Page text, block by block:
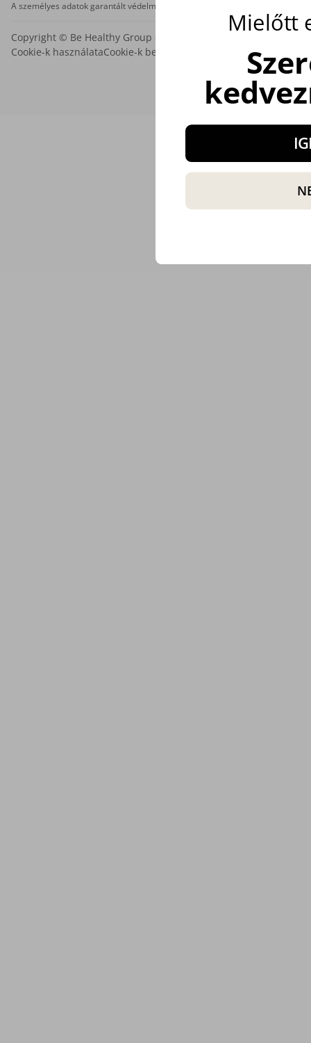
A személyes adatok garantált védelme SSL titkosítással.
Copyright © Be Healthy Group d.o.o. 2012 - 2026
Cookie-k használataCookie-k beállítása Az oldal térképe
Mielőtt